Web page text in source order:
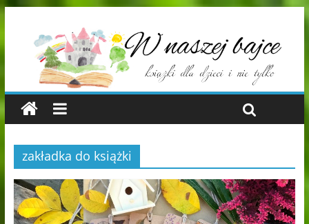
zakładka do książki